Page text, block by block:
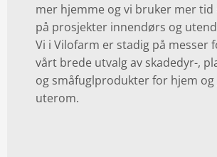
mer hjemme og vi bruker mer tid
på prosjekter innendørs og
Vi i Vilofarm er stadig på messer
vårt brede utvalg av skadedyr-,
og småfuglprodukter for hjem
uterom.
Email: info@vilofarm.no